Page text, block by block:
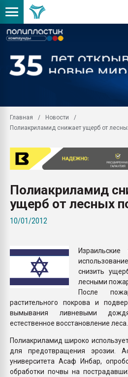
Главная
Новости
Полиакриламид снижает ущерб от
Полиакриламид
ущерб от лесных
10/01/2012
снизить
лесными
После
растительного покрова и
вымывания ливневыми
естественное восстановление леса.
Полиакриламид широко
для предотвращения эрозии.
университета Асаф Инбар,
обработки почвы на